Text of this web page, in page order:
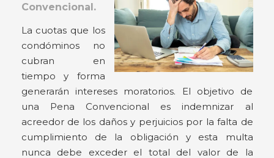
Convencional.
La cuotas que los
condóminos no
cubran en
tiempo y forma
generarán intereses moratorios. El objetivo de
una Pena Convencional es indemnizar al
acreedor de los daños y perjuicios por la falta de
cumplimiento de la obligación y esta multa
nunca debe exceder el total del valor de la